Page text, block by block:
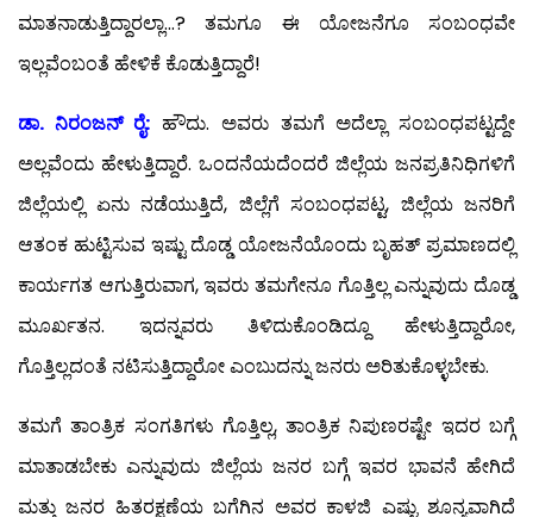
ಮಾತನಾಡುತ್ತಿದ್ದಾರಲ್ಲಾ…? ತಮಗೂ ಈ ಯೋಜನೆಗೂ ಸಂಬಂಧವೇ
ಇಲ್ಲವೆಂಬಂತೆ ಹೇಳಿಕೆ ಕೊಡುತ್ತಿದ್ದಾರೆ!
ಡಾ. ನಿರಂಜನ್ ರೈ: ಹೌದು. ಅವರು ತಮಗೆ ಅದೆಲ್ಲಾ ಸಂಬಂಧಪಟ್ಟದ್ದೇ
ಅಲ್ಲವೆಂದು ಹೇಳುತ್ತಿದ್ದಾರೆ. ಒಂದನೆಯದೆಂದರೆ ಜಿಲ್ಲೆಯ ಜನಪ್ರತಿನಿಧಿಗಳಿಗೆ
ಜಿಲ್ಲೆಯಲ್ಲಿ ಏನು ನಡೆಯುತ್ತಿದೆ, ಜಿಲ್ಲೆಗೆ ಸಂಬಂಧಪಟ್ಟ, ಜಿಲ್ಲೆಯ ಜನರಿಗೆ
ಆತಂಕ ಹುಟ್ಟಿಸುವ ಇಷ್ಟು ದೊಡ್ಡ ಯೋಜನೆಯೊಂದು ಬೃಹತ್ ಪ್ರಮಾಣದಲ್ಲಿ
ಕಾರ್ಯಗತ ಆಗುತ್ತಿರುವಾಗ, ಇವರು ತಮಗೇನೂ ಗೊತ್ತಿಲ್ಲ ಎನ್ನುವುದು ದೊಡ್ಡ
ಮೂರ್ಖತನ. ಇದನ್ನವರು ತಿಳಿದುಕೊಂಡಿದ್ದೂ ಹೇಳುತ್ತಿದ್ದಾರೋ,
ಗೊತ್ತಿಲ್ಲದಂತೆ ನಟಿಸುತ್ತಿದ್ದಾರೋ ಎಂಬುದನ್ನು ಜನರು ಅರಿತುಕೊಳ್ಳಬೇಕು.
ತಮಗೆ ತಾಂತ್ರಿಕ ಸಂಗತಿಗಳು ಗೊತ್ತಿಲ್ಲ, ತಾಂತ್ರಿಕ ನಿಪುಣರಷ್ಟೇ ಇದರ ಬಗ್ಗೆ
ಮಾತಾಡಬೇಕು ಎನ್ನುವುದು ಜಿಲ್ಲೆಯ ಜನರ ಬಗ್ಗೆ ಇವರ ಭಾವನೆ ಹೇಗಿದೆ
ಮತ್ತು ಜನರ ಹಿತರಕ್ಷಣೆಯ ಬಗೆಗಿನ ಅವರ ಕಾಳಜಿ ಎಷ್ಟು ಶೂನ್ಯವಾಗಿದೆ